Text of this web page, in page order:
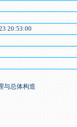
20:53:00
总体构造